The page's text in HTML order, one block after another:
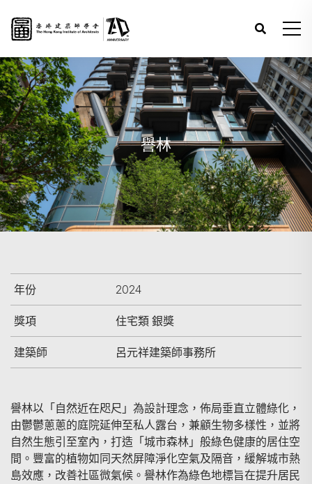
譽林
年份 2024
獎項 住宅類 銀獎
建築師 呂元祥建築師事務所
譽林以「自然近在咫尺」為設計理念，佈局垂直立體綠化，
由鬱鬱蔥蔥的庭院延伸至私人露台，兼顧生物多樣性，並將
自然生態引至室內，打造「城市森林」般綠色健康的居住空
間。豐富的植物如同天然屏障淨化空氣及隔音，緩解城市熱
島效應，改善社區微氣候。譽林作為綠色地標旨在提升居民